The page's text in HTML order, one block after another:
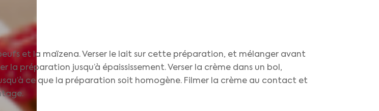
et la maïzena. Verser le lait sur cette préparation, et mélanger avant
préparation jusqu’à épaississement. Verser la crème dans un bol,
ce que la préparation soit homogène. Filmer la crème au contact et